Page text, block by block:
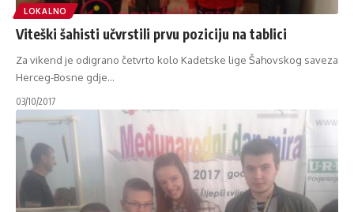
LOKALNO
Viteški šahisti učvrstili prvu poziciju na tablici
Za vikend je odigrano četvrto kolo Kadetske lige Šahovskog saveza
Herceg-Bosne gdje…
03/10/2017